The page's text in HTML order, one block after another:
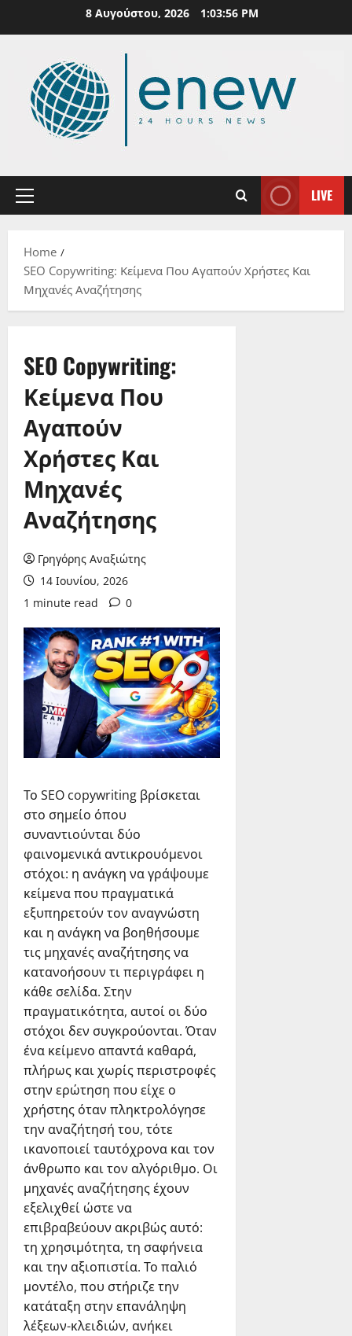
8 Αυγούστου, 2026 1:03:57 PM
Primary
LIVE
Home
SEO Copywriting: Κείμενα Που Αγαπούν Χρήστες Και
Μηχανές Αναζήτησης
SEO Copywriting:
Κείμενα Που
Αγαπούν
Χρήστες Και
Μηχανές
Αναζήτησης
Γρηγόρης Αναξιώτης
14 Ιουνίου, 2026
1 minute read
0
Το SEO copywriting βρίσκεται
στο σημείο όπου
συναντιούνται δύο
φαινομενικά αντικρουόμενοι
στόχοι: η ανάγκη να γράψουμε
κείμενα που πραγματικά
εξυπηρετούν τον αναγνώστη
και η ανάγκη να βοηθήσουμε
τις μηχανές αναζήτησης να
κατανοήσουν τι περιγράφει η
κάθε σελίδα. Στην
πραγματικότητα, αυτοί οι δύο
στόχοι δεν συγκρούονται. Όταν
ένα κείμενο απαντά καθαρά,
πλήρως και χωρίς περιστροφές
στην ερώτηση που είχε ο
χρήστης όταν πληκτρολόγησε
την αναζήτησή του, τότε
ικανοποιεί ταυτόχρονα και τον
άνθρωπο και τον αλγόριθμο. Οι
μηχανές αναζήτησης έχουν
εξελιχθεί ώστε να
επιβραβεύουν ακριβώς αυτό:
τη χρησιμότητα, τη σαφήνεια
και την αξιοπιστία. Το παλιό
μοντέλο, που στήριζε την
κατάταξη στην επανάληψη
λέξεων-κλειδιών, ανήκει